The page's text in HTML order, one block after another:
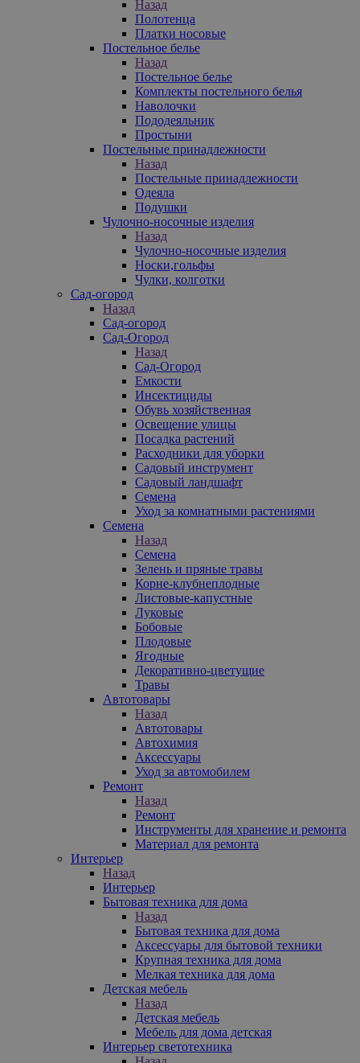
Назад
Полотенца
Платки носовые
Постельное белье
Назад
Постельное белье
Комплекты постельного белья
Наволочки
Пододеяльник
Простыни
Постельные принадлежности
Назад
Постельные принадлежности
Одеяла
Подушки
Чулочно-носочные изделия
Назад
Чулочно-носочные изделия
Носки,гольфы
Чулки, колготки
Сад-огород
Назад
Сад-огород
Сад-Огород
Назад
Сад-Огород
Емкости
Инсектициды
Обувь хозяйственная
Освещение улицы
Посадка растений
Расходники для уборки
Садовый инструмент
Садовый ландшафт
Семена
Уход за комнатными растениями
Семена
Назад
Семена
Зелень и пряные травы
Корне-клубнеплодные
Листовые-капустные
Луковые
Бобовые
Плодовые
Ягодные
Декоративно-цветущие
Травы
Автотовары
Назад
Автотовары
Автохимия
Аксессуары
Уход за автомобилем
Ремонт
Назад
Ремонт
Инструменты для хранение и ремонта
Материал для ремонта
Интерьер
Назад
Интерьер
Бытовая техника для дома
Назад
Бытовая техника для дома
Аксессуары для бытовой техники
Крупная техника для дома
Мелкая техника для дома
Детская мебель
Назад
Детская мебель
Мебель для дома детская
Интерьер светотехника